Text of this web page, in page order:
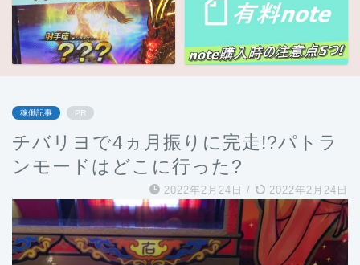
稼働記事 PR
チバリヨで4ヵ月振りに完走!?パトラ
ンモードはどこに行った?
2022年2月24日 / 2022年2月24日